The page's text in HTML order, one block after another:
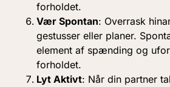
forholdet.
Vær Spontan: Overrask
gestusser eller planer.
element af spænding og
forholdet.
Lyt Aktivt: Når din partner